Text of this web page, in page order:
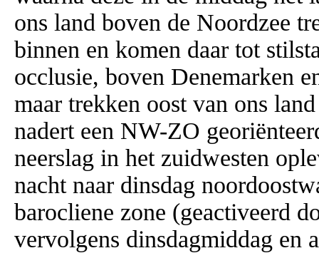
ons land boven de Noordzee
binnen en komen daar tot
occlusie, boven Denemarken
maar trekken oost van ons
nadert een NW-ZO
neerslag in het zuidwesten
nacht naar dinsdag
barocliene zone (geactiveerd
vervolgens dinsdagmiddag en